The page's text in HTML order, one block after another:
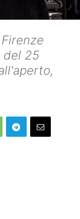
del 25